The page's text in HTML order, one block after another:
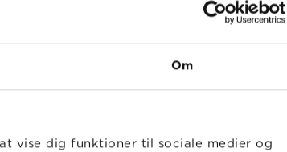
Om
vise dig funktioner til sociale medier og